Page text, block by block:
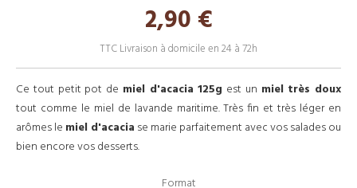
2,90 €
TTCLivraison à domicile en 24 à 72h
Ce tout petit pot de miel d'acacia 125g est un miel très doux
tout comme le miel de lavande maritime. Très fin et très léger en
arômes le miel d'acacia se marie parfaitement avec vos salades ou
bien encore vos desserts.
Format